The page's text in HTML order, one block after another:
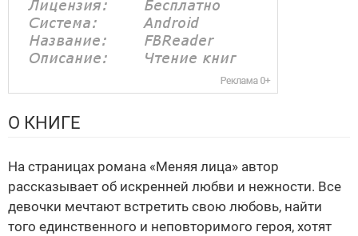
О КНИГЕ
На страницах романа «Меняя лица» автор
рассказывает об искренней любви и нежности. Все
девочки мечтают встретить свою любовь, найти
того единственного и неповторимого героя, хотят